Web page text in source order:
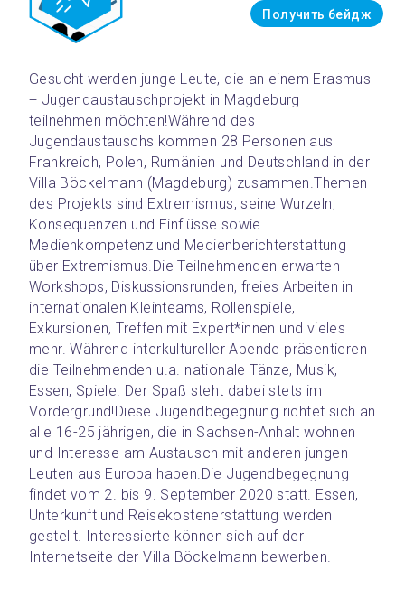
Получить бейдж
Gesucht werden junge Leute, die an einem Erasmus
+ Jugendaustauschprojekt in Magdeburg
teilnehmen möchten!Während des
Jugendaustauschs kommen 28 Personen aus
Frankreich, Polen, Rumänien und Deutschland in der
Villa Böckelmann (Magdeburg) zusammen.Themen
des Projekts sind Extremismus, seine Wurzeln,
Konsequenzen und Einflüsse sowie
Medienkompetenz und Medienberichterstattung
über Extremismus.Die Teilnehmenden erwarten
Workshops, Diskussionsrunden, freies Arbeiten in
internationalen Kleinteams, Rollenspiele,
Exkursionen, Treffen mit Expert*innen und vieles
mehr. Während interkultureller Abende präsentieren
die Teilnehmenden u.a. nationale Tänze, Musik,
Essen, Spiele. Der Spaß steht dabei stets im
Vordergrund!Diese Jugendbegegnung richtet sich an
alle 16-25 jährigen, die in Sachsen-Anhalt wohnen
und Interesse am Austausch mit anderen jungen
Leuten aus Europa haben.Die Jugendbegegnung
findet vom 2. bis 9. September 2020 statt. Essen,
Unterkunft und Reisekostenerstattung werden
gestellt. Interessierte können sich auf der
Internetseite der Villa Böckelmann bewerben.